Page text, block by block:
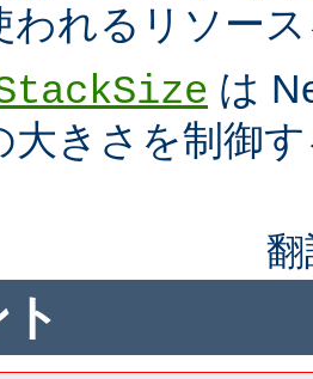
われるリソー
は
大きさを制御